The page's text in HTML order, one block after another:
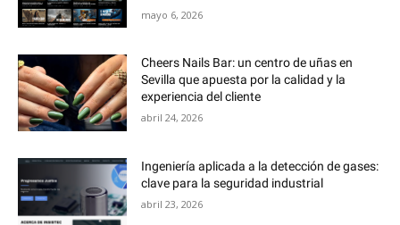
mayo 6, 2026
Cheers Nails Bar: un centro de uñas en
Sevilla que apuesta por la calidad y la
experiencia del cliente
abril 24, 2026
Ingeniería aplicada a la detección de gases:
clave para la seguridad industrial
abril 23, 2026